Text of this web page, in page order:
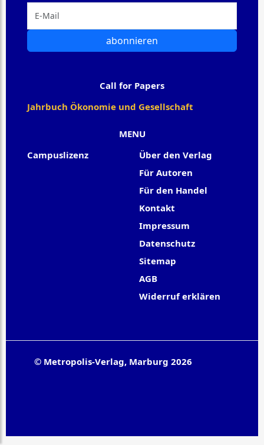
MENU
Campuslizenz
Über den Verlag
Für Autoren
Für den Handel
Kontakt
Impressum
Datenschutz
Sitemap
AGB
Widerruf erklären
abonnieren
Call for Papers
Jahrbuch Ökonomie und Gesellschaft
© Metropolis-Verlag, Marburg 2026